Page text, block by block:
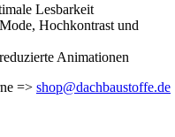
Lesbarkeit
Hochkontrast und
Animationen
=> shop@dachbaustoffe.de
Formular